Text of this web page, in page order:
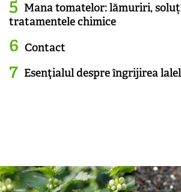
Mana tomatelor: lămuriri,
tratamentele chimice
Contact
Esenţialul despre îngrijirea